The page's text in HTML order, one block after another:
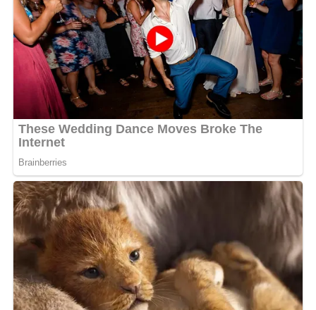
Ce jeune compatriote qui a été un soutien du président
déchu Ali Bongo a un passé trouble. Il aurait déjà été en
prison pour des actes de vandalisme et banditismes. En
dehors d’elle, ses proches ont également apporté leur
soutien au Roi Béni.
MOTS-CLÉS : UNE